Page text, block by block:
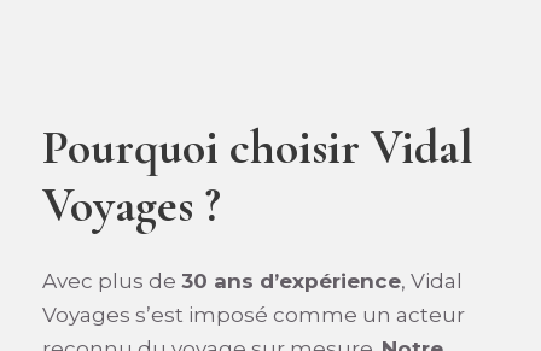
Pourquoi choisir Vidal
Voyages ?
Avec plus de 30 ans d’expérience, Vidal
Voyages s’est imposé comme un acteur